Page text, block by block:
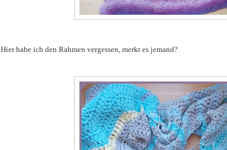
Hier habe ich den Rahmen vergessen, merkt es jemand?